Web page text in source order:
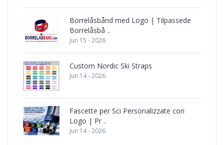
Borrelåsbånd med Logo | Tilpassede
Borrelåsbå ..
Jun 15 - 2026
Custom Nordic Ski Straps
Jun 14 - 2026
Fascette per Sci Personalizzate con
Logo | Pr ..
Jun 14 - 2026